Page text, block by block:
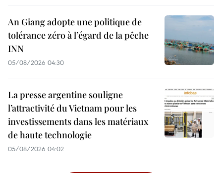
An Giang adopte une politique de
tolérance zéro à l’égard de la pêche
INN
05/08/2026 04:30
La presse argentine souligne
l’attractivité du Vietnam pour les
investissements dans les matériaux
de haute technologie
05/08/2026 04:02